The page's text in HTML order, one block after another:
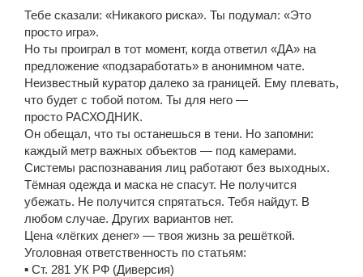
Тебе сказали: «Никакого риска». Ты подумал: «Это
просто игра».
Но ты проиграл в тот момент, когда ответил «ДА» на
предложение «подзаработать» в анонимном чате.
Неизвестный куратор далеко за границей. Ему плевать,
что будет с тобой потом. Ты для него —
просто РАСХОДНИК.
Он обещал, что ты останешься в тени. Но запомни:
каждый метр важных объектов — под камерами.
Системы распознавания лиц работают без выходных.
Тёмная одежда и маска не спасут. Не получится
убежать. Не получится спрятаться. Тебя найдут. В
любом случае. Других вариантов нет.
Цена «лёгких денег» — твоя жизнь за решёткой.
Уголовная ответственность по статьям:
▪️ Ст. 281 УК РФ (Диверсия)